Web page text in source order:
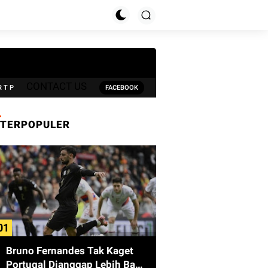
T P FACEBOOK
TERPOPULER
Bruno Fernandes Tak Kaget
Portugal Dianggap Lebih Baik